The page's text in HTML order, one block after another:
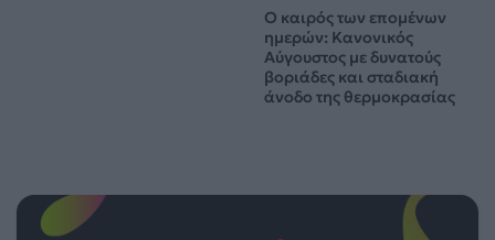
Ο καιρός των επομένων
ημερών: Κανονικός
Αύγουστος με δυνατούς
βοριάδες και σταδιακή
άνοδο της θερμοκρασίας